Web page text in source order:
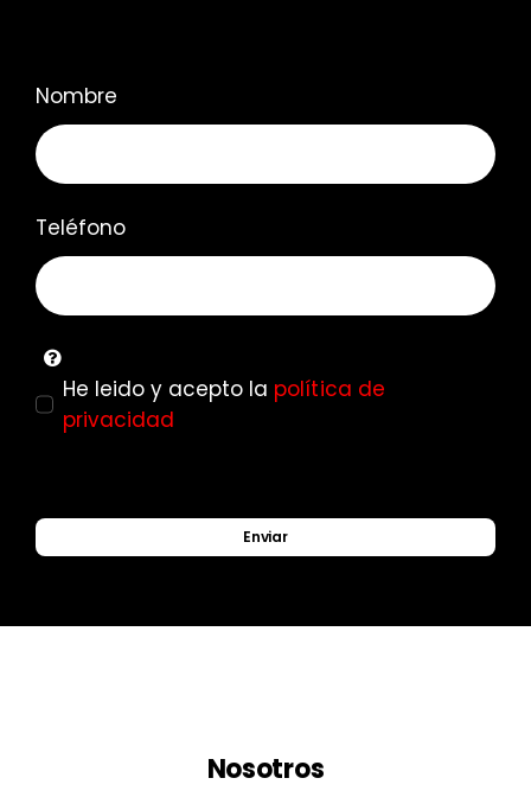
Nombre
Teléfono
He leido y acepto la política de
privacidad
Enviar
Nosotros